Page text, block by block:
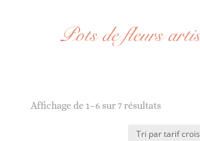
Pots de fleurs
Affichage de 1–6 sur 7 résultatsTrié